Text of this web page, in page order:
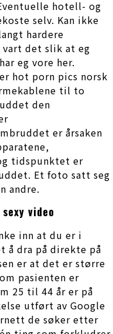
hotell- og
selv. Kan ikke
hardere
det slik at eg
eg vore her.
hot porn pics norsk
til to
den
er årsaken
tidspunktet er
Et foto satt seg
andre.
video
inn at du er i
å dra på direkte på
er at det er større
pasienten er
25 til 44 år er på
utført av Google
de søker etter